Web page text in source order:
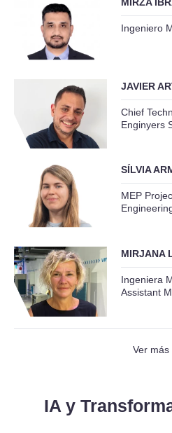
Ingeniero
JAVIER
Chief
Enginyers
SÍLVIA
MEP
MIRJANA
Ingeniera
Assistant
Ver más
IA y